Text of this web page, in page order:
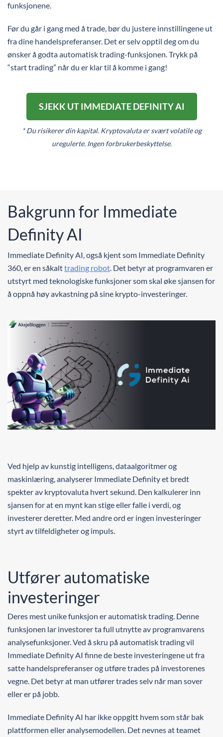
funksjonene.
Før du går i gang med å trade, bør du justere innstillingene ut
fra dine handelspreferanser. Det er selv opptil deg om du
ønsker å godta automatisk trading-funksjonen. Trykk på
“start trading” når du er klar til å komme i gang!
SJEKK UT IMMEDIATE DEFINITY AI
* Du risikerer din kapital. Kryptovaluta er svært volatile og
uregulerte. Ingen forbrukerbeskyttelse.
Bakgrunn for Immediate
Definity AI
Immediate Definity AI, også kjent som Immediate Definity
360, er en såkalttrading robot. Det betyr at programvaren er
utstyrt med teknologiske funksjoner som skal øke sjansen for
å oppnå høy avkastning på sine krypto-investeringer.
Ved hjelp av kunstig intelligens, dataalgoritmer og
maskinlæring, analyserer Immediate Definity et bredt
spekter av kryptovaluta hvert sekund. Den kalkulerer inn
sjansen for at en mynt kan stige eller falle i verdi, og
investerer deretter. Med andre ord er ingen investeringer
styrt av tilfeldigheter og impuls.
Utfører automatiske
investeringer
Deres mest unike funksjon er automatisk trading. Denne
funksjonen lar investorer ta full utnytte av programvarens
analysefunksjoner. Ved å skru på automatisk trading vil
Immediate Definity AI finne de beste investeringene ut fra
satte handelspreferanser og utføre trades på investorenes
vegne. Det betyr at man utfører trades selv når man sover
eller er på jobb.
Immediate Definity AI har ikke oppgitt hvem som står bak
plattformen eller analysemodellen. Det nevnes at teamet